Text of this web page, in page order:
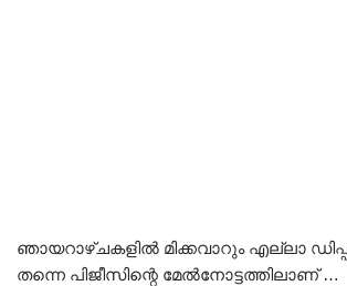
ഞായറാഴ്ചകളിൽ മിക്കവാറും എല്ലാ
തന്നെ പിജീസിന്റെ മേൽനോട്ടത്തിലാണ് …